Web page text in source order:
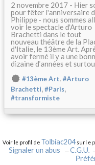
2 novembre 2017 - Hier
pour fêter l'anniversaire
Philippe - nous sommes
voir le spectacle d'Arturo
Brachetti dans le tout
nouveau théâtre de la
d'Italie, le 13ème Art.
avoir fermé il y a une
dizaine d'années et
#13ème Art,#Arturo
Brachetti,#Paris,
#transformiste
Voir le profil de Tolbiac204sur le
Signaler un abus
C.G.U.